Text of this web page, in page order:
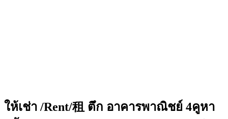
ให้เช่า /Rent/租 ตึก อาคารพาณิชย์ 4คูหา